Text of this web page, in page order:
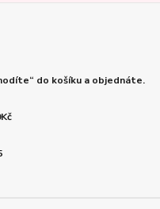
do košíku a objednáte.